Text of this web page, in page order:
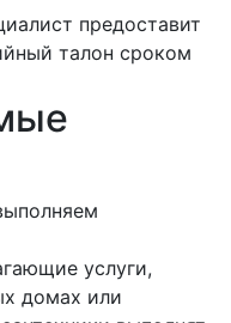
предоставит
талон сроком
услуги,
домах или